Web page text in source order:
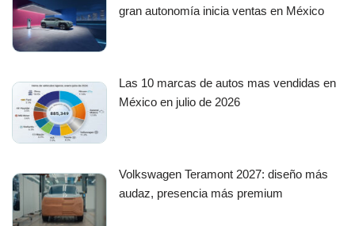
gran autonomía inicia ventas en México
Las 10 marcas de autos mas vendidas en
México en julio de 2026
Volkswagen Teramont 2027: diseño más
audaz, presencia más premium